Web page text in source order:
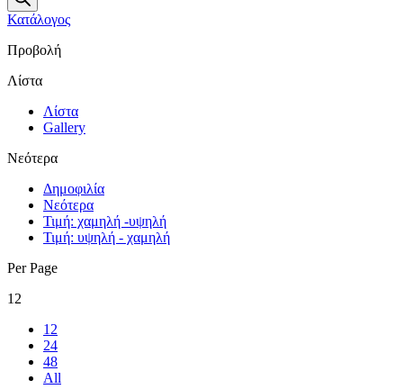
Κατάλογος
Προβολή
Λίστα
Λίστα
Gallery
Νεότερα
Δημοφιλία
Νεότερα
Τιμή: χαμηλή -υψηλή
Τιμή: υψηλή - χαμηλή
Per Page
12
12
24
48
All